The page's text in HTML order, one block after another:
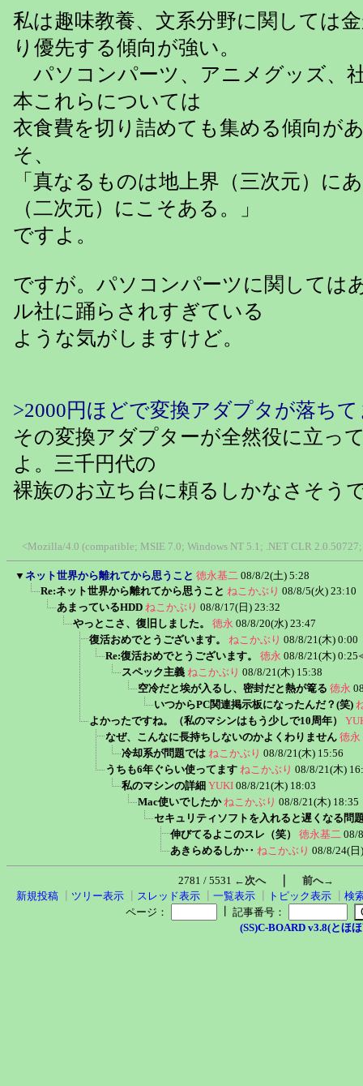
私は趣味教養、文系分野に関しては
り優先する傾向が強い。
パソコンパーツ、アニメグッズ、
本これらについては
衣食費を切り詰めても集める傾向が
そ、
「真なるものは地上界（三次元）に
（二次元）にこそある。」
ですよ。
ですが。パソコンパーツに関しては
ル社に踊らされすぎている
ような気がしますけど。
>2000円ほどで変換アダプタが落ち
その変換アダプターが全然役に立っ
よ。三千円代の
裸族のお立ち台に頼るしかなさそう
<Mozilla/4.0 (compatible; MSIE 7.0; Windows NT 5.1; .NET CLR
▼ ネット世界から離れてから思うこと 徳永基二 08/8/2(土) 5:28
Re:ネット世界から離れてから思うこと ねこかぶり 08/8/5(火) 23:10
あまっているHDD ねこかぶり 08/8/17(日) 23:32
やっとこさ、復旧しました。
徳永 08/8/20(水) 23:47
復活おめでとうございます。
ねこかぶり 08/8/21(木) 0:00
Re:復活おめでとうございます。
徳永 08/8/21(木) 0:25
スペック主義 ねこかぶり 08/8/21(木) 15:38
空冷だと埃が入るし、密封だと熱が篭る 徳永
いつからPC関連掲示板になったんだ？(笑)
よかったですね。（私のマシンはもう少しで10周年）
なぜ、こんなに長持ちしないのかよくわりません 徳永
冷却系が問題では ねこかぶり 08/8/21(木) 15:56
うちも6年ぐらい使ってます ねこかぶり 08/8/21(木)
私のマシンの詳細 YUKI 08/8/21(木) 18:03
Mac使いでしたか ねこかぶり 08/8/21(木) 18:35
セキュリティソフトを入れると遅くなる問
伸びてるよこのスレ（笑）
徳永基二 08/
あきらめるしか‥ ねこかぶり 08/8/24(日
2781 / 5531 ←次へ｜ 前へ→
新規投稿
ツリー表示 スレッド表示 一覧表示 トピック表示
検
ページ：
記事番号：
(SS)C-BOARD v3.8(とほ